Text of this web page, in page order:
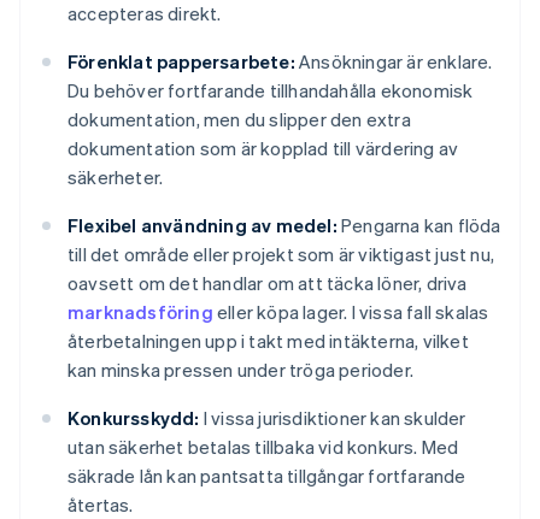
accepteras direkt.
Förenklat pappersarbete: Ansökningar är enklare.
Du behöver fortfarande tillhandahålla ekonomisk
dokumentation, men du slipper den extra
dokumentation som är kopplad till värdering av
säkerheter.
Flexibel användning av medel: Pengarna kan flöda
till det område eller projekt som är viktigast just nu,
oavsett om det handlar om att täcka löner, driva
marknadsföring eller köpa lager. I vissa fall skalas
återbetalningen upp i takt med intäkterna, vilket
kan minska pressen under tröga perioder.
Konkursskydd: I vissa jurisdiktioner kan skulder
utan säkerhet betalas tillbaka vid konkurs. Med
säkrade lån kan pantsatta tillgångar fortfarande
återtas.